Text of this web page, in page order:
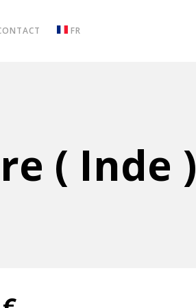
FR
( Inde )